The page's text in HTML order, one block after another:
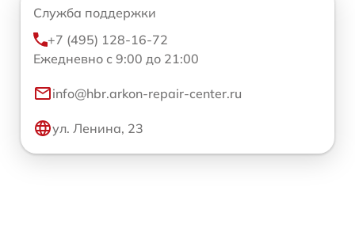
Служба поддержки
+7 (495) 128-16-72
Ежедневно с 9:00 до 21:00
info@hbr.arkon-repair-center.ru
ул. Ленина, 23